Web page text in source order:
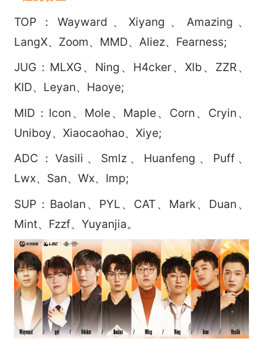
TOP：Wayward、Xiyang、Amazing、
LangX、Zoom、MMD、Aliez、Fearness;
JUG：MLXG、Ning、H4cker、Xlb、ZZR、
KID、Leyan、Haoye;
MID：Icon、Mole、Maple、Corn、Cryin、
Uniboy、Xiaocaohao、Xiye;
ADC：Vasili、Smlz、Huanfeng、Puff、
Lwx、San、Wx、Imp;
SUP：Baolan、PYL、CAT、Mark、Duan、
Mint、Fzzf、Yuyanjia。